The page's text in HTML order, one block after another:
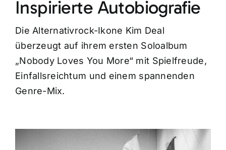
Inspirierte Autobiografie
Die Alternativrock-Ikone Kim Deal
überzeugt auf ihrem ersten Soloalbum
„Nobody Loves You More“ mit Spielfreude,
Einfallsreichtum und einem spannenden
Genre-Mix.